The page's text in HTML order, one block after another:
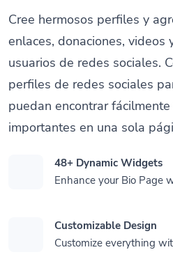
Cree hermosos perfiles y
enlaces, donaciones, videos
usuarios de redes sociales.
perfiles de redes sociales
puedan encontrar
importantes en una sola
48+ Dynamic Widgets
Enhance your Bio Page
Customizable Design
Customize everything